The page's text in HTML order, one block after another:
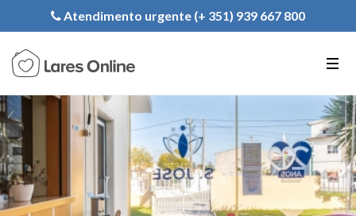
Registe a sua Instituição
Atendimento urgente (+ 351) 939 667 800